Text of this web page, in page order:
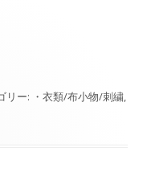
リー: ・衣類/布小物/刺繍,